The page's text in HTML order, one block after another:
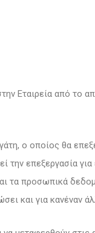
Εταιρεία από
ο οποίος θα
την επεξεργασία
τα προσωπικά
και για κανέναν